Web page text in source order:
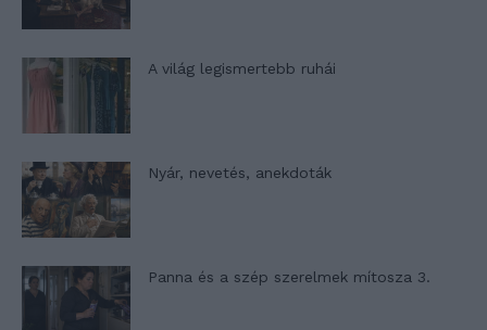
A világ legismertebb ruhái
Nyár, nevetés, anekdoták
Panna és a szép szerelmek mítosza 3.